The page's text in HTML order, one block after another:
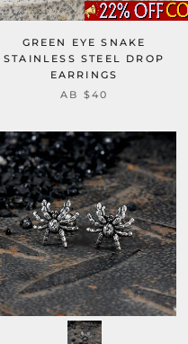
GREEN EYE SNAKE
STAINLESS STEEL DROP
EARRINGS
AB $40